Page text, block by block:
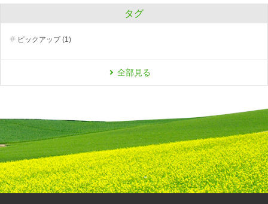
タグ
ピックアップ (1)
全部見る